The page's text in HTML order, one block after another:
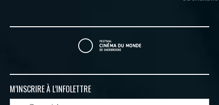
M’INSCRIRE À L’INFOLETTRE